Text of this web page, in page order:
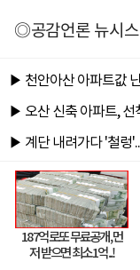
◎공감언론 뉴시스